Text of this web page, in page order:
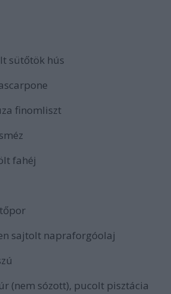
sütőtök hús
finomliszt
fahéj
sajtolt napraforgóolaj
(nem sózott), pucolt pisztácia